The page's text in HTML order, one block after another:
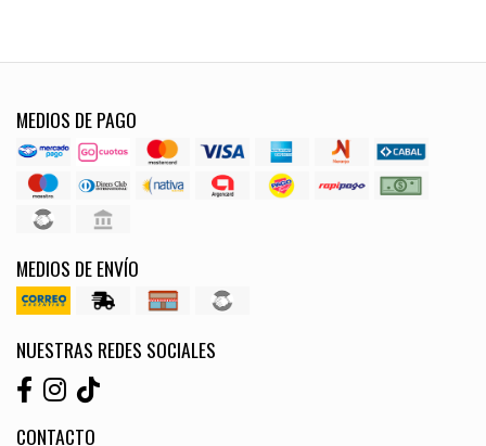
MEDIOS DE PAGO
MEDIOS DE ENVÍO
NUESTRAS REDES SOCIALES
CONTACTO